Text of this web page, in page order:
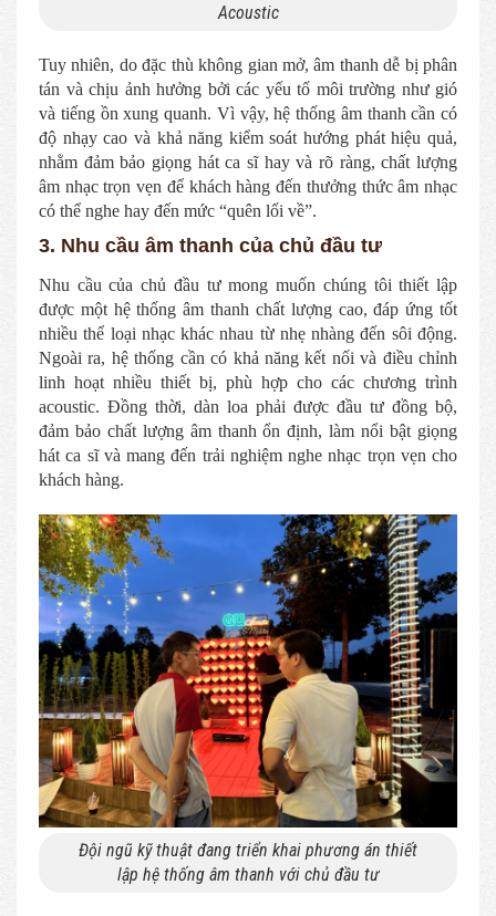
Acoustic
Tuy nhiên, do đặc thù không gian mở, âm thanh dễ bị phân
tán và chịu ảnh hưởng bởi các yếu tố môi trường như gió
và tiếng ồn xung quanh. Vì vậy, hệ thống âm thanh cần có
độ nhạy cao và khả năng kiểm soát hướng phát hiệu quả,
nhằm đảm bảo giọng hát ca sĩ hay và rõ ràng, chất lượng
âm nhạc trọn vẹn để khách hàng đến thưởng thức âm nhạc
có thể nghe hay đến mức “quên lối về”.
3. Nhu cầu âm thanh của chủ đầu tư
Nhu cầu của chủ đầu tư mong muốn chúng tôi thiết lập
được một hệ thống âm thanh chất lượng cao, đáp ứng tốt
nhiều thể loại nhạc khác nhau từ nhẹ nhàng đến sôi động.
Ngoài ra, hệ thống cần có khả năng kết nối và điều chỉnh
linh hoạt nhiều thiết bị, phù hợp cho các chương trình
acoustic. Đồng thời, dàn loa phải được đầu tư đồng bộ,
đảm bảo chất lượng âm thanh ổn định, làm nổi bật giọng
hát ca sĩ và mang đến trải nghiệm nghe nhạc trọn vẹn cho
khách hàng.
Đội ngũ kỹ thuật đang triển khai phương án thiết
lập hệ thống âm thanh với chủ đầu tư